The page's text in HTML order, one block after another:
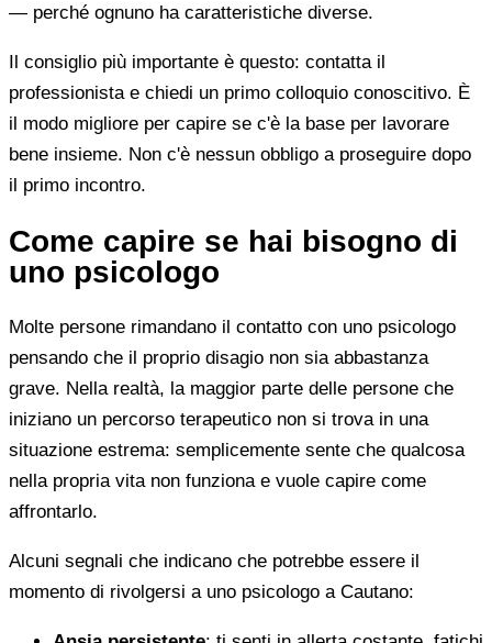
— perché ognuno ha caratteristiche diverse.
Il consiglio più importante è questo: contatta il
professionista e chiedi un primo colloquio conoscitivo. È
il modo migliore per capire se c'è la base per lavorare
bene insieme. Non c'è nessun obbligo a proseguire dopo
il primo incontro.
Come capire se hai bisogno di
uno psicologo
Molte persone rimandano il contatto con uno psicologo
pensando che il proprio disagio non sia abbastanza
grave. Nella realtà, la maggior parte delle persone che
iniziano un percorso terapeutico non si trova in una
situazione estrema: semplicemente sente che qualcosa
nella propria vita non funziona e vuole capire come
affrontarlo.
Alcuni segnali che indicano che potrebbe essere il
momento di rivolgersi a uno psicologo a Cautano: